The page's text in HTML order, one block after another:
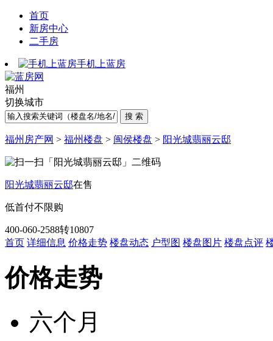
首页
新房中心
二手房
手机上蓝房
福州
切换城市
福州房产网 > 福州楼盘 > 闽侯楼盘 > 阳光城翡丽云邸
阳光城翡丽云邸在售
低首付不限购
400-060-2588转10807
首页 详细信息 价格走势 楼盘动态 户型图 楼盘图片 楼盘点评
价格走势
六个月